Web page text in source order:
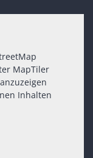
MapTiler
Inhalten